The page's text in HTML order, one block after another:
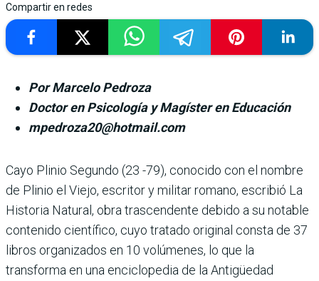
Compartir en redes
Por Marcelo Pedroza
Doctor en Psicología y Magíster en Educación
mpedroza20@hotmail.com
Cayo Plinio Segundo (23 -79), conocido con el nombre
de Plinio el Viejo, escritor y militar romano, escribió La
Historia Natural, obra trascendente debido a su notable
contenido científico, cuyo tratado original consta de 37
libros organizados en 10 volúmenes, lo que la
transforma en una enciclopedia de la Antigüedad